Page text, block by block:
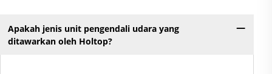
Apakah jenis unit pengendali udara yang
ditawarkan oleh Holtop?